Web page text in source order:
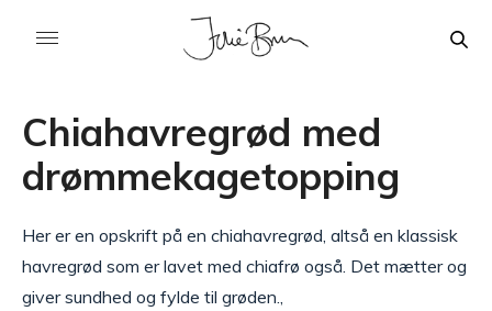
Chiahavregrød med
drømmekagetopping
Her er en opskrift på en chiahavregrød, altså en klassisk
havregrød som er lavet med chiafrø også. Det mætter og
giver sundhed og fylde til grøden.,